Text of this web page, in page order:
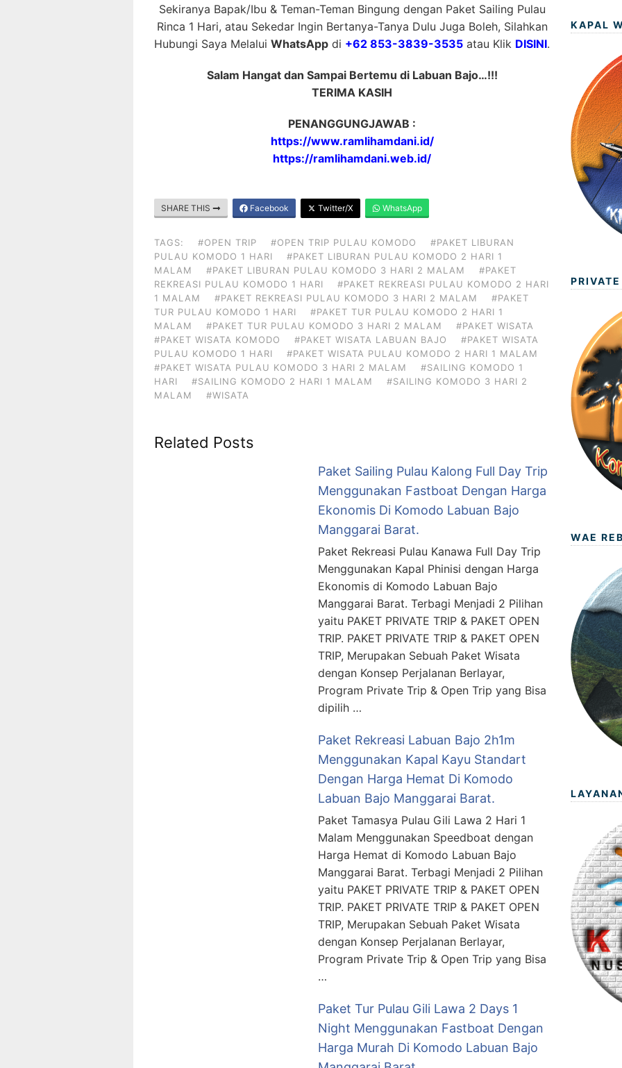
Sekiranya Bapak/Ibu & Teman-Teman Bingung dengan Paket Sailing Pulau
Rinca 1 Hari, atau Sekedar Ingin Bertanya-Tanya Dulu Juga Boleh, Silahkan
Hubungi Saya Melalui WhatsApp di +62 853-3839-3535 atau Klik DISINI.
Salam Hangat dan Sampai Bertemu di Labuan Bajo…!!!
TERIMA KASIH
PENANGGUNGJAWAB :
https://www.ramlihamdani.id/
https://ramlihamdani.web.id/
SHARE THIS Facebook Twitter/X WhatsApp
TAGS: #OPEN TRIP #OPEN TRIP PULAU KOMODO
#PAKET LIBURAN
PULAU KOMODO 1 HARI
#PAKET LIBURAN PULAU KOMODO 2 HARI 1
MALAM
#PAKET LIBURAN PULAU KOMODO 3 HARI 2 MALAM
#PAKET
REKREASI PULAU KOMODO 1 HARI
#PAKET REKREASI PULAU KOMODO 2 HARI
1 MALAM
#PAKET REKREASI PULAU KOMODO 3 HARI 2 MALAM
#PAKET
TUR PULAU KOMODO 1 HARI
#PAKET TUR PULAU KOMODO 2 HARI 1
MALAM
#PAKET TUR PULAU KOMODO 3 HARI 2 MALAM
#PAKET WISATA
#PAKET WISATA KOMODO
#PAKET WISATA LABUAN BAJO
#PAKET WISATA
PULAU KOMODO 1 HARI
#PAKET WISATA PULAU KOMODO 2 HARI 1 MALAM
#PAKET WISATA PULAU KOMODO 3 HARI 2 MALAM
#SAILING KOMODO 1
HARI
#SAILING KOMODO 2 HARI 1 MALAM
#SAILING KOMODO 3 HARI 2
MALAM
#WISATA
Related Posts
Paket Sailing Pulau Kalong Full Day Trip
Menggunakan Fastboat Dengan Harga
Ekonomis Di Komodo Labuan Bajo
Manggarai Barat.
Paket Rekreasi Pulau Kanawa Full Day Trip
Menggunakan Kapal Phinisi dengan Harga
Ekonomis di Komodo Labuan Bajo
Manggarai Barat. Terbagi Menjadi 2 Pilihan
yaitu PAKET PRIVATE TRIP & PAKET OPEN
TRIP. PAKET PRIVATE TRIP & PAKET OPEN
TRIP, Merupakan Sebuah Paket Wisata
dengan Konsep Perjalanan Berlayar,
Program Private Trip & Open Trip yang Bisa
dipilih …
Paket Rekreasi Labuan Bajo 2h1m
Menggunakan Kapal Kayu Standart
Dengan Harga Hemat Di Komodo
Labuan Bajo Manggarai Barat.
Paket Tamasya Pulau Gili Lawa 2 Hari 1
Malam Menggunakan Speedboat dengan
Harga Hemat di Komodo Labuan Bajo
Manggarai Barat. Terbagi Menjadi 2 Pilihan
yaitu PAKET PRIVATE TRIP & PAKET OPEN
TRIP. PAKET PRIVATE TRIP & PAKET OPEN
TRIP, Merupakan Sebuah Paket Wisata
dengan Konsep Perjalanan Berlayar,
Program Private Trip & Open Trip yang Bisa
…
Paket Tur Pulau Gili Lawa 2 Days 1
Night Menggunakan Fastboat Dengan
Harga Murah Di Komodo Labuan Bajo
KAPAL
WAE